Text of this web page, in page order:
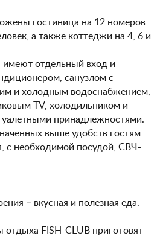
гостиница на 12 номеров
а также коттеджи на 4, 6 и
имеют отдельный вход и
санузлом с
и холодным водоснабжением,
TV, холодильником и
принадлежностями.
выше удобств гостям
с необходимой посудой, СВЧ-
– вкусная и полезная еда.
отдыха FISH-CLUB приготовят